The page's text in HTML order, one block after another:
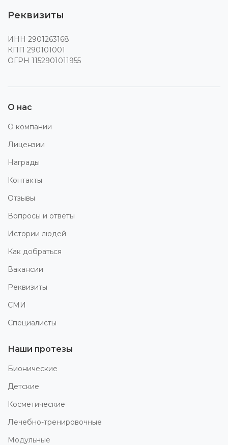
Реквизиты
ИНН 2901263168
КПП 290101001
ОГРН 1152901011955
О нас
О компании
Лицензии
Награды
Контакты
Отзывы
Вопросы и ответы
Истории людей
Как добраться
Вакансии
Реквизиты
СМИ
Специалисты
Наши протезы
Бионические
Детские
Косметические
Лечебно-тренировочные
Модульные